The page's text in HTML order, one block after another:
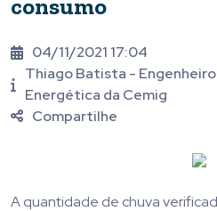
consumo
04/11/2021 17:04
Thiago Batista -
Energética da Cemig
Compartilhe
A quantidade de chuva